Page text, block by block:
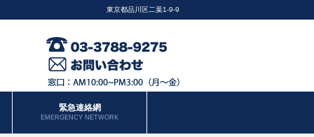
東京都品川区二葉1-9-9
緊急連絡網
EMERGENCY NETWORK